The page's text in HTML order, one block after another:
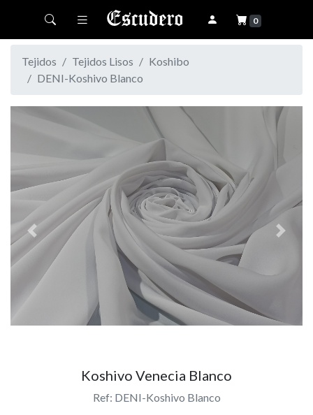
Toggle navigation 0
Tejidos Tejidos Lisos
Koshibo
DENI-Koshivo Blanco
Previous Next
Koshivo Venecia Blanco
Ref: DENI-Koshivo Blanco